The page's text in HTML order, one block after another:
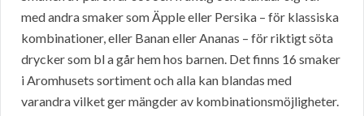
med andra smaker som Äpple eller Persika – för klassiska
kombinationer, eller Banan eller Ananas – för riktigt söta
drycker som bl a går hem hos barnen. Det finns 16 smaker
i Aromhusets sortiment och alla kan blandas med
varandra vilket ger mängder av kombinationsmöjligheter.